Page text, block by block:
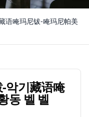
语唵玛尼钹-唵玛尼帕美
악기藏语唵
동 벨 벨